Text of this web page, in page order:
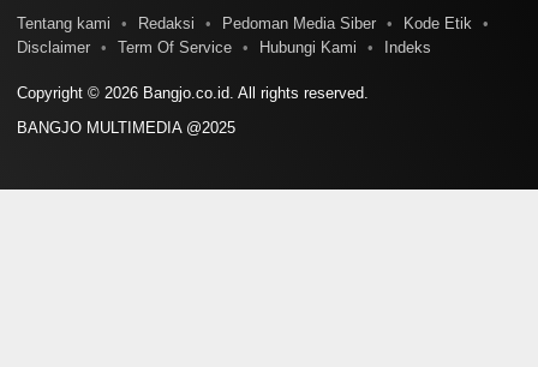
Tentang kami Redaksi Pedoman Media Siber
Kode Etik
Disclaimer
Term Of Service Hubungi Kami Indeks
Copyright © 2026 Bangjo.co.id. All rights reserved.
BANGJO MULTIMEDIA @2025